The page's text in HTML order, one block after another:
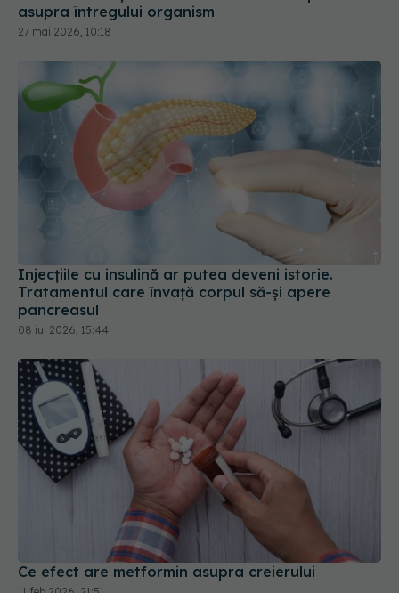
Injecțiile cu insulină ar putea deveni istorie.
Tratamentul care învață corpul să-și apere
pancreasul
08 iul 2026, 15:44
Ce efect are metformin asupra creierului